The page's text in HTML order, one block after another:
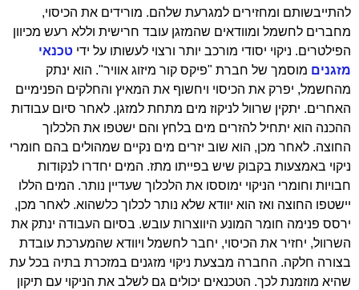
להתייבשותם ומחזירים למגרעת שלהם. מורידים את הכיסוי,
מחברים לחשמל ומוודאים שהמזגן עובד חרישית וללא רעש מכיוון
הפילטרים. ניקוי יסודי מורכב יותר ורצוי לעשותו על ידי טכנאי
מזגנים מוסמך של חברת "פיקס קור מיזוג אוויר". הוא ינתק
מהחשמל, יפרק את הכיסוי ויחשוף את המאיץ והחלקים הפנימיים
האחרים. יתקין שרוול לניקוז מים מתחת למזגן. לאחר סיום עבודות
ההכנה הוא יתחיל להזרים מים בלחץ והם ישטפו את הלכלוך
החוצה. לאחר מכן, הוא שוב יזרים מים נקיים שמהולים בהם חומרי
ניקוי באמצעות בקבוק שיש בפייתו מתז. המים יחדרו לנקודות
חבויות וחומרי הניקוי ימוססו את הלכלוך שעדיין נותר. המים הללו
יישטפו החוצה ואז הוא יוודא שלא נותר לכלוך כלשהוא. לאחר מכן,
ירסס פנימה חומר המונע היווצרות עובש. בסיום העבודה ינתק את
השרוול, יחזיר את הכיסוי, יחבר לחשמל ויוודא שהמערכת עובדת
בצורה חלקה. החברה מבצעת ניקוי מזגנים במזכרת בתיה בכל עת
שהיא מוזמנת לכך. הטכנאים יכולים גם לשלב את הניקוי עם תיקון